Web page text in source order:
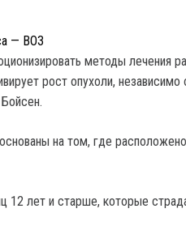
— ВОЗ
методы лечения
рост опухоли, независимо
на том, где расположено
12 лет и старше, которые